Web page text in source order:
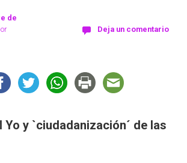
de
Deja un comentario
y `ciudadanización´ de las